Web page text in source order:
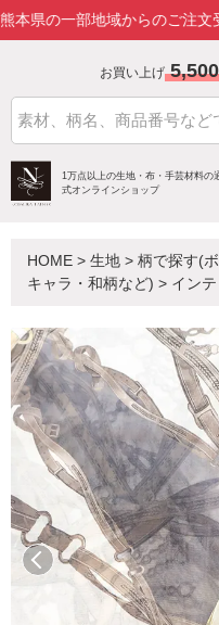
地域からのご注文受付を一時
お買い上げ
1万点以上の生地・布・手芸材料の
式オンラインショップ
HOME > 生地 > 柄で探す(
キャラ・和柄など) > イン
前へ